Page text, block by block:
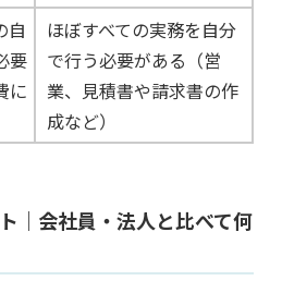
自
要
に
ほぼすべての実務を自分
で行う必要がある（営
業、見積書や請求書の作
成など）
｜会社員・法人と比べて何